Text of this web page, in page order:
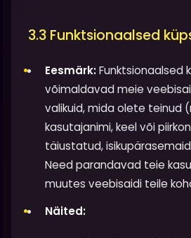
3.3 Funktsionaalsed
Eesmärk:Funktsionaalsed
võimaldavad meie
valikuid, mida olete teinud
kasutajanimi, keel või
täiustatud,
Need parandavad teie
muutes veebisaidi teile
Näited: